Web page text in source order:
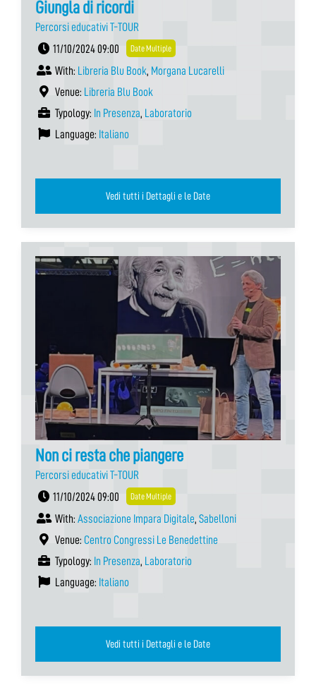
Giungla di ricordi
Percorsi educativi T-TOUR
11/10/2024 09:00
Date Multiple
With: Libreria Blu Book, Morgana Lucarelli
Venue: Libreria Blu Book
Typology: In Presenza, Laboratorio
Language: Italiano
Vedi tutti i Dettagli e le Date
Non ci resta che piangere
Percorsi educativi T-TOUR
11/10/2024 09:00
Date Multiple
With: Associazione Impara Digitale, Sabelloni
Venue: Centro Congressi Le Benedettine
Typology: In Presenza, Laboratorio
Language: Italiano
Vedi tutti i Dettagli e le Date